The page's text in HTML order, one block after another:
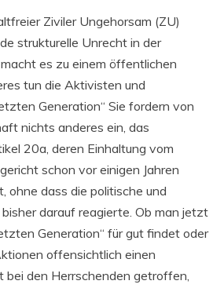
Ziviler Ungehorsam (ZU)
strukturelle Unrecht in der
es zu einem öffentlichen
tun die Aktivisten und
Generation“ Sie fordern von
nichts anderes ein, das
20a, deren Einhaltung vom
schon vor einigen Jahren
ohne dass die politische und
darauf reagierte. Ob man jetzt
Generation“ für gut findet oder
offensichtlich einen
bei den Herrschenden getroffen,